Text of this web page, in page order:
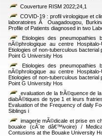
Couverture RISM 2022;24,1
COVID-19 : profil virologique et
laboratoires Ã Ouagadougou,
Profile of Patients diagnosed in two
Etiologies des pneumopathies
nÃ©phrologique au centre
Etiologies of non-tuberculous bacterial
Point G University Hos
Etiologies des pneumopathies
nÃ©phrologique au centre
Etiologies of non-tuberculous bacterial
Point G University Hos
evaluation de la frÃ©quence de
diabÃ©tiques de type 1 et leurs
Evaluation of the Frequency of daily
Siblings i
imagerie mÃ©dicale et prise en
bouake (cÃ´te dâ€™ivoire) /
Contusions at the Bouake University